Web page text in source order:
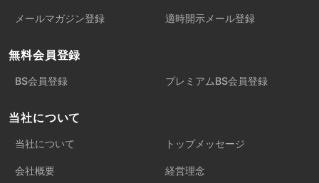
メールマガジン登録 適時開示メール登録
無料会員登録
BS会員登録 プレミアムBS会員登録
当社について
当社について トップメッセージ
会社概要 経営理念